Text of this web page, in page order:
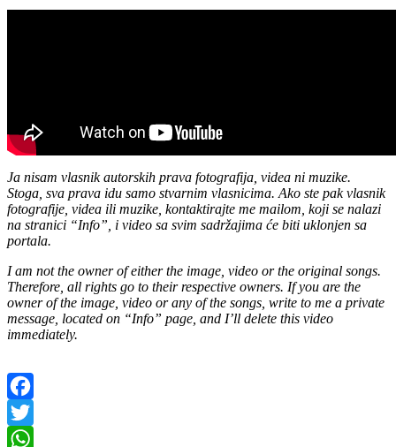
Ja nisam vlasnik autorskih prava fotografija, videa ni muzike.
Stoga, sva prava idu samo stvarnim vlasnicima. Ako ste pak vlasnik
fotografije, videa ili muzike, kontaktirajte me mailom, koji se nalazi
na stranici “Info”, i video sa svim sadržajima će biti uklonjen sa
portala.
I am not the owner of either the image, video or the original songs.
Therefore, all rights go to their respective owners. If you are the
owner of the image, video or any of the songs, write to me a private
message, located on “Info” page, and I’ll delete this video
immediately.
Facebook
Twitter